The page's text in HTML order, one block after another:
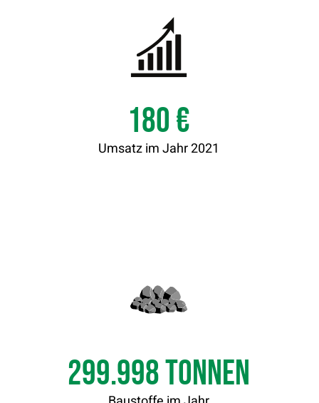
180€
Umsatz im Jahr 2021
300.000Tonnen